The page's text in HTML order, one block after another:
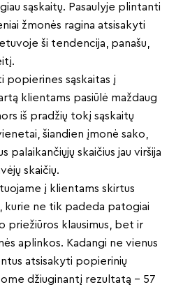
sąskaitų. Pasaulyje plintanti
žmonės ragina atsisakyti
ši tendencija, panašu,
popierines sąskaitas į
klientams pasiūlė maždaug
iš pradžių tokį sąskaitų
šiandien įmonė sako,
palaikančiųjų skaičius jau viršija
skaičių.
į klientams skirtus
kurie ne tik padeda patogiai
priežiūros klausimus, bet ir
aplinkos. Kadangi ne vienus
atsisakyti popierinių
džiuginantį rezultatą – 57